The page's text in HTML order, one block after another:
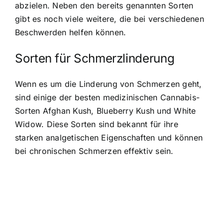
abzielen. Neben den bereits genannten Sorten
gibt es noch viele weitere, die bei verschiedenen
Beschwerden helfen können.
Sorten für Schmerzlinderung
Wenn es um die Linderung von Schmerzen geht,
sind einige der besten medizinischen Cannabis-
Sorten Afghan Kush, Blueberry Kush und White
Widow. Diese Sorten sind bekannt für ihre
starken analgetischen Eigenschaften und können
bei chronischen Schmerzen effektiv sein.